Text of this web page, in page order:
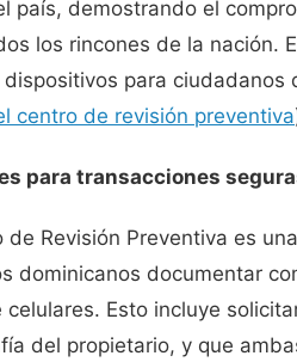
país, demostrando el
los rincones de la nación.
para
centro de revisión preventiva
para transacciones
de Revisión Preventiva es
dominicanos documentar
Esto incluye
del propietario, y que